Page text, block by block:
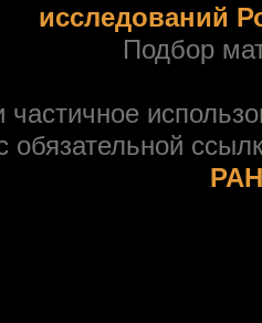
исследований
Подбор
частичное
обязательной